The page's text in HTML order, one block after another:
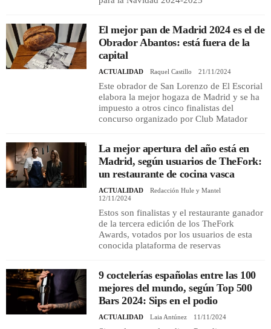
El mejor pan de Madrid 2024 es el de
Obrador Abantos: está fuera de la
capital
ACTUALIDAD Raquel Castillo 21/11/2024
Este obrador de San Lorenzo de El Escorial
elabora la mejor hogaza de Madrid y se ha
impuesto a otros cinco finalistas del
concurso organizado por Club Matador
La mejor apertura del año está en
Madrid, según usuarios de TheFork:
un restaurante de cocina vasca
ACTUALIDAD
Redacción Hule y Mantel
12/11/2024
Estos son finalistas y el restaurante ganador
de la tercera edición de los TheFork
Awards, votados por los usuarios de esta
conocida plataforma de reservas
9 coctelerías españolas entre las 100
mejores del mundo, según Top 500
Bars 2024: Sips en el podio
ACTUALIDAD Laia Antúnez 11/11/2024